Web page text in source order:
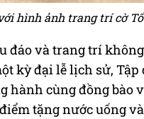
hình ảnh trang trí cờ
đáo và trang trí
kỳ đại lễ lịch sử,
hành cùng đồng bào
tặng nước uống